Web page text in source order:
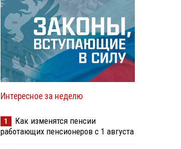
Интересное за неделю
1
Как изменятся пенсии
работающих пенсионеров с 1 августа